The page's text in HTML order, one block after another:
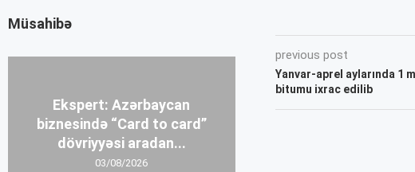
previous post
Yanvar-aprel aylarında 1
bitumu ixrac edilib
Müsahibə
Ekspert: Azərbaycan
biznesində “Card to card”
dövriyyəsi aradan...
03/08/2026